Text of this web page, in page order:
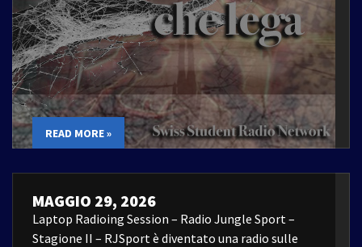
READ MORE »
MAGGIO 29, 2026
Laptop Radioing Session – Radio Jungle Sport –
Stagione II – RJSport è diventato una radio sulle